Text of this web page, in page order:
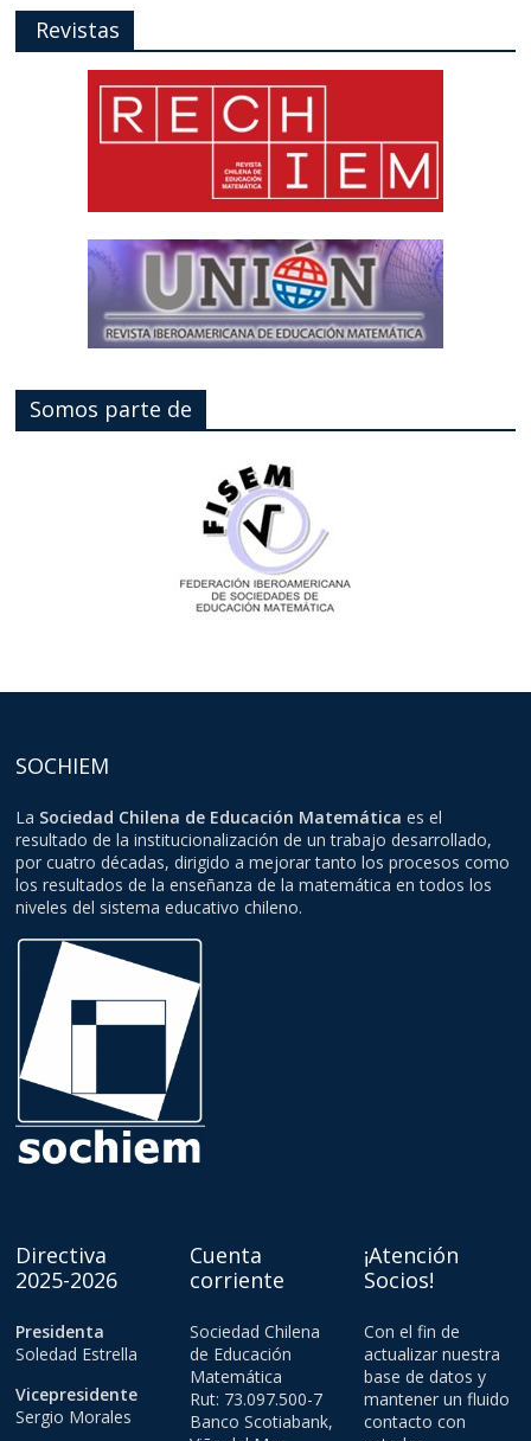
Revistas
Somos parte de
SOCHIEM
La Sociedad Chilena de Educación Matemática es el
resultado de la institucionalización de un trabajo desarrollado,
por cuatro décadas, dirigido a mejorar tanto los procesos como
los resultados de la enseñanza de la matemática en todos los
niveles del sistema educativo chileno.
Directiva
2025-2026
Presidenta
Soledad Estrella
Vicepresidente
Sergio Morales
Cuenta
corriente
Sociedad Chilena
de Educación
Matemática
Rut: 73.097.500-7
Banco Scotiabank,
¡Atención
Socios!
Con el fin de
actualizar nuestra
base de datos y
mantener un fluido
contacto con